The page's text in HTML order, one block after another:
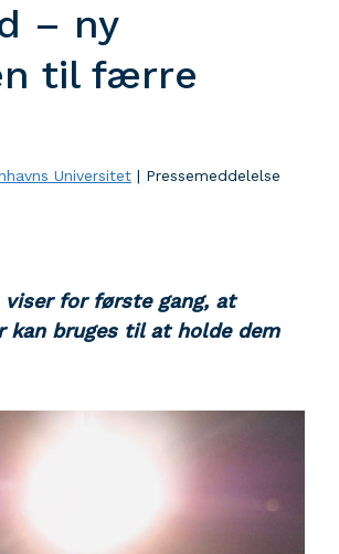
– ny
til færre
Universitet | Pressemeddelelse
for første gang, at
kan bruges til at holde dem